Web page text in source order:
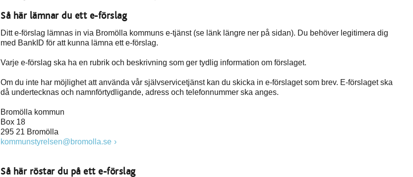
Så här lämnar du ett e-förslag
Ditt e-förslag lämnas in via Bromölla kommuns e-tjänst (se länk längre ner på sidan). Du behöver legitimera dig
med BankID för att kunna lämna ett e-förslag.
Varje e-förslag ska ha en rubrik och beskrivning som ger tydlig information om förslaget.
Om du inte har möjlighet att använda vår självservicetjänst kan du skicka in e-förslaget som brev. E-förslaget ska
då undertecknas och namnförtydligande, adress och telefonnummer ska anges.
Bromölla kommun
Box 18
295 21 Bromölla
kommunstyrelsen@bromolla.se
Så här röstar du på ett e-förslag